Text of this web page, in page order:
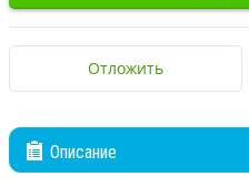
Отложить
Описание